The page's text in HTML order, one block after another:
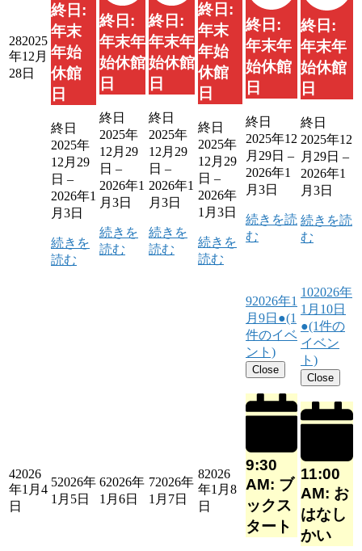
282025
年12月
28日
終日:
年末
年始
休館
日
終日
2025年
12月29
日 –
2026年1
月3日
続きを
読む
終日:
年末年
始休館
日
終日
2025年
12月29
日 –
2026年1
月3日
続きを
読む
終日:
年末年
始休館
日
終日
2025年
12月29
日 –
2026年1
月3日
続きを
読む
終日:
年末
年始
休館
日
終日
2025年
12月29
日 –
2026年
1月3日
続きを
読む
終日:
年末年
始休館
日
終日
2025年12
月29日 –
2026年1
月3日
続きを読
む
終日:
年末年
始休館
日
終日
2025年12
月29日 –
2026年1
月3日
続きを読
む
42026
年1月4
日
52026年
1月5日
62026年
1月6日
72026年
1月7日
82026
年1月8
日
92026年1
月9日 ●(1
件のイベ
ント)
Close
9:30
AM: ブ
ックス
タート
102026年
1月10日
●(1件の
イベン
ト)
Close
11:00
AM: お
はなし
かい